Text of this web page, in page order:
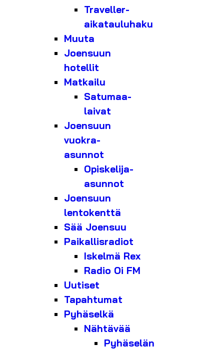
Traveller-
aikatauluhaku
Muuta
Joensuun
hotellit
Matkailu
Satumaa-
laivat
Joensuun
vuokra-
asunnot
Opiskelija-
asunnot
Joensuun
lentokenttä
Sää Joensuu
Paikallisradiot
Iskelmä Rex
Radio Oi FM
Uutiset
Tapahtumat
Pyhäselkä
Nähtävää
Pyhäselän